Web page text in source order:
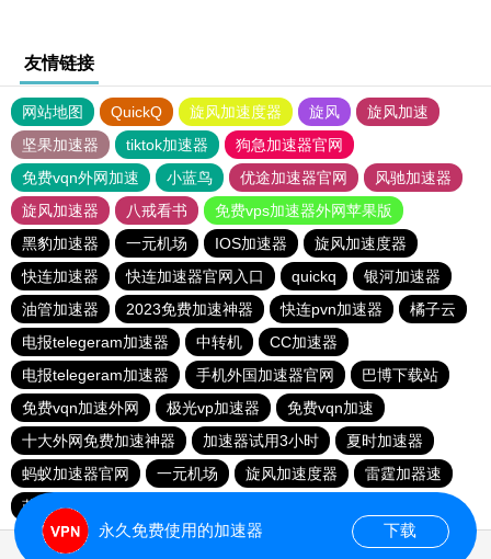
友情链接
网站地图 QuickQ 旋风加速度器 旋风
旋风加速
坚果加速器
tiktok加速器
狗急加速器官网
免费vqn外网加速
小蓝鸟 优途加速器官网
风驰加速器
旋风加速器
八戒看书
免费vps加速器外网苹果版
黑豹加速器
一元机场 IOS加速器
旋风加速度器
快连加速器
快连加速器官网入口 quickq
银河加速器
油管加速器
2023免费加速神器 快连pvn加速器
橘子云
电报telegeram加速器
中转机
CC加速器
电报telegeram加速器
手机外国加速器官网
巴博下载站
免费vqn加速外网
极光vp加速器
免费vqn加速
十大外网免费加速神器
加速器试用3小时
夏时加速器
蚂蚁加速器官网
一元机场 旋风加速度器
雷霆加器速
蓝鲸加速器
永久免费使用的加速器 下载